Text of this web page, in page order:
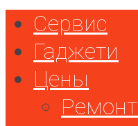
Сервис
Гаджети
Цены